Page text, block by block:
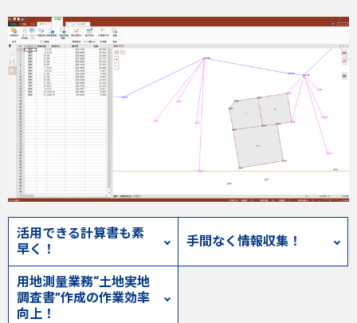
活用できる計算書も素
早く！
手間なく情報収集！
用地測量業務“土地実地
調査書”作成の作業効率
向上！